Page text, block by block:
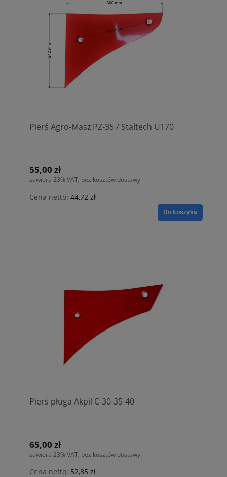
Pierś Agro-Masz PZ-35 / Staltech U170
55,00 zł
zawiera 23% VAT, bez kosztów dostawy
Cena netto: 44,72 zł
Do koszyka
Pierś pługa Akpil C-30-35-40
65,00 zł
zawiera 23% VAT, bez kosztów dostawy
Cena netto: 52,85 zł